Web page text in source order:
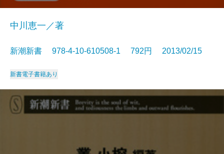
中川恵一／著
新潮新書 978-4-10-610508-1 792円 2013/02/15
新書電子書籍あり